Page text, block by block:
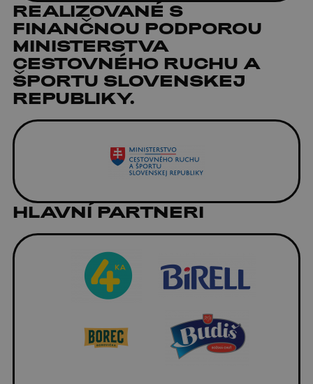
REALIZOVANÉ S
FINANČNOU PODPOROU
MINISTERSTVA
CESTOVNÉHO RUCHU A
ŠPORTU SLOVENSKEJ
REPUBLIKY.
HLAVNÍ PARTNERI